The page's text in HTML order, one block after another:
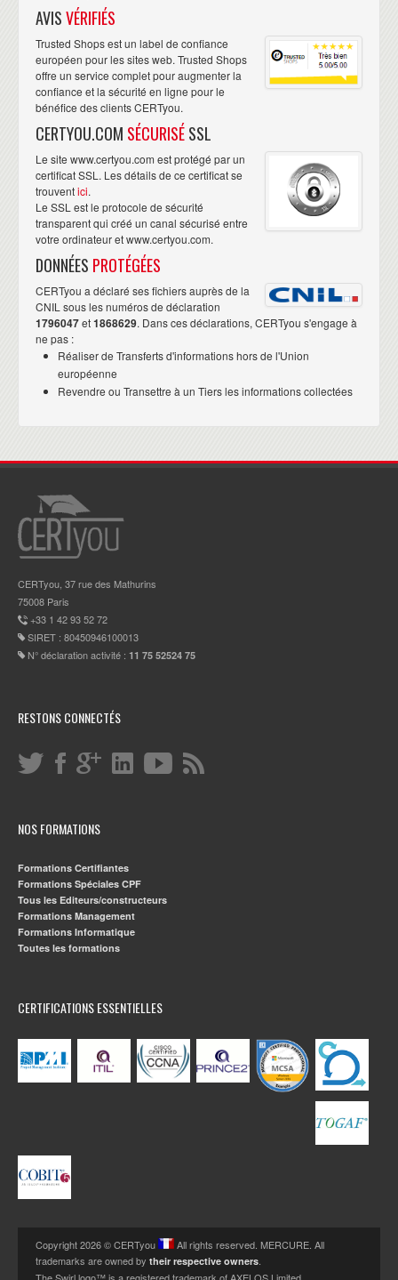
AVISVÉRIFIÉS
Trusted Shops est un label de confiance
européen pour les sites web. Trusted Shops
offre un service complet pour augmenter la
confiance et la sécurité en ligne pour le
bénéfice des clients CERTyou.
CERTYOU.COM SÉCURISÉSSL
Le site www.certyou.com est protégé par un
certificat SSL. Les détails de ce certificat se
trouventici.
Le SSL est le protocole de sécurité
transparent qui créé un canal sécurisé entre
votre ordinateur et www.certyou.com.
DONNÉES PROTÉGÉES
CERTyou a déclaré ses fichiers auprès de la
CNIL sous les numéros de déclaration
1796047et1868629. Dans ces déclarations, CERTyou s'engage à
ne pas :
Réaliser de Transferts d'informations hors de l'Union
européenne
Revendre ou Transettre à un Tiers les informations collectées
CERTyou, 37 rue des Mathurins
75008 Paris
+33 1 42 93 52 72
SIRET : 80450946100013
N° déclaration activité : 11 75 52524 75
RESTONS CONNECTÉS
NOS FORMATIONS
Formations Certifiantes
Formations Spéciales CPF
Tous les Editeurs/constructeurs
Formations Management
Formations Informatique
Toutes les formations
CERTIFICATIONS ESSENTIELLES
Copyright 2026 © CERTyou
All rights reserved. MERCURE. All
trademarks are owned by their respective owners.